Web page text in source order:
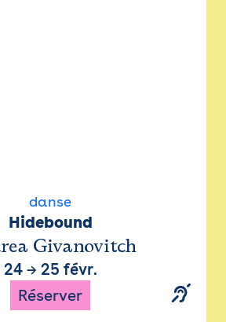
danse
Hidebound
Givanovitch
24→ 25 févr.
Réserver